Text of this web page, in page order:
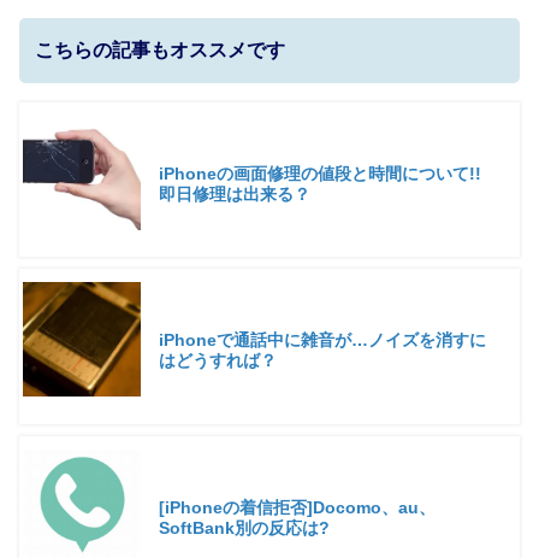
こちらの記事もオススメです
iPhoneの画面修理の値段と時間について!!
即日修理は出来る？
iPhoneで通話中に雑音が…ノイズを消すに
はどうすれば？
[iPhoneの着信拒否]Docomo、au、
SoftBank別の反応は?